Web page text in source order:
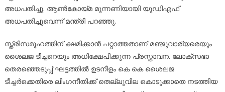
അധപതിച്ചു. ആൺകോയ്‌മ മുന്നണിയായി യുഡിഎഫ്
അധപതിച്ചുവെന്ന് മന്ത്രി പറഞ്ഞു.
സ്ത്രീസമൂഹത്തിന് ക്ഷമിക്കാൻ പറ്റാത്തതാണ് മഞ്ജുവാര്യരെയും
ശൈലജ ടീച്ചറെയും അധിക്ഷേപിക്കുന്ന പ്രസ്താവന. ലോക്സഭാ
തെരഞ്ഞെടുപ്പ് ഘട്ടത്തിൽ ഉടനീളം കെ കെ ശൈലജ
ടീച്ചർക്കെതിരെ ലിംഗനീതിക്ക് തെല്ലുവില കൊടുക്കാതെ നടത്തിയ